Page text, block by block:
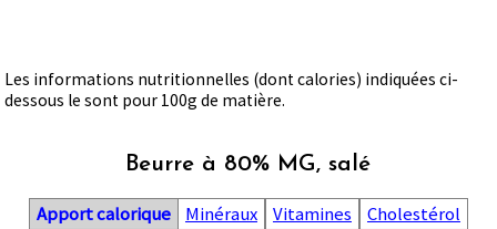
Les informations nutritionnelles (dont calories) indiquées ci-
dessous le sont pour 100g de matière.
Beurre à 80% MG, salé
Apport calorique Minéraux Vitamines Cholestérol